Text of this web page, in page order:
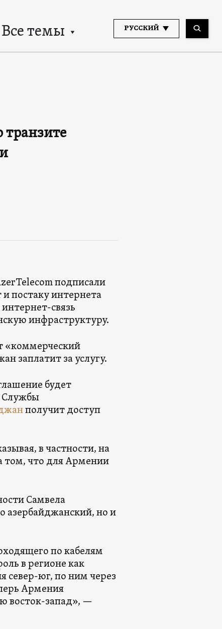
Все темы РУССКИЙ
подписали
постаку интернета
связь
инфраструктуру.
«коммерческий
заплатит за услугу.
будет
Службы
получит доступ
в частности, на
том, что для Армении
Самвела
азербайджанский, но и
по кабелям
в регионе как
север-юг, по ним через
Армения
восток-запад», —